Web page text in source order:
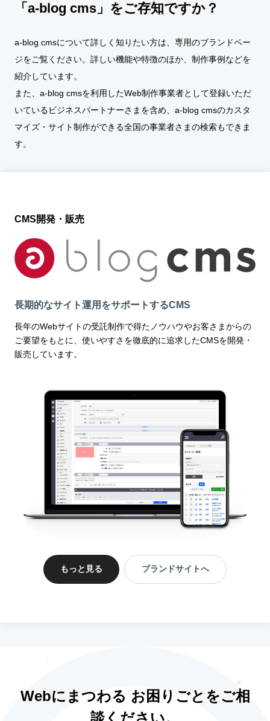
「a-blog cms」をご存知ですか？
a-blog cmsについて詳しく知りたい方は、専用のブランドペー
ジをご覧ください。詳しい機能や特徴のほか、制作事例などを
紹介しています。
また、a-blog cmsを利用したWeb制作事業者として登録いただ
いているビジネスパートナーさまを含め、a-blog cmsのカスタ
マイズ・サイト制作ができる全国の事業者さまの検索もできま
す。
CMS開発・販売
長期的なサイト運用をサポートするCMS
長年のWebサイトの受託制作で得たノウハウやお客さまからの
ご要望をもとに、使いやすさを徹底的に追求したCMSを開発・
販売しています。
もっと見る ブランドサイトへ
Webにまつわる お困りごとをご相
談ください。